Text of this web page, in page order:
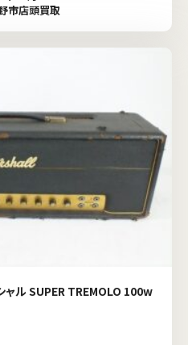
市店頭買取
ル SUPER TREMOLO 100w